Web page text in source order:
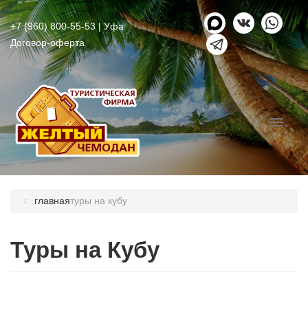
+7 (960) 800-55-53| Уфа
Договор-оферта
главнаятуры на кубу
Туры на Кубу